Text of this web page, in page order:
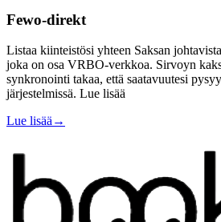
Fewo-direkt
Listaa kiinteistösi yhteen Saksan
joka on osa VRBO-verkkoa. Sirvoyn
synkronointi takaa, että saatavuutesi
järjestelmissä. Lue lisää
Lue lisää →